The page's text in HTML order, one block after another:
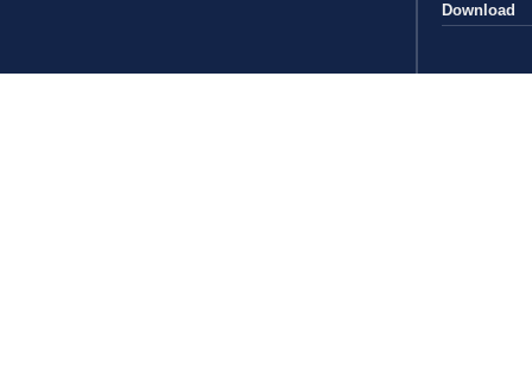
Download